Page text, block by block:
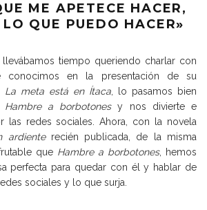
ME APETECE HACER,
QUE PUEDO HACER»
llevábamos tiempo queriendo charlar con
conocimos en la presentación de su
La meta está en Ítaca , lo pasamos bien
Hambre a borbotonesy nos divierte e
las redes sociales. Ahora, con la novela
ardienterecién publicada, de la misma
que Hambre a borbotones, hemos
perfecta para quedar con él y hablar de
sociales y lo que surja.